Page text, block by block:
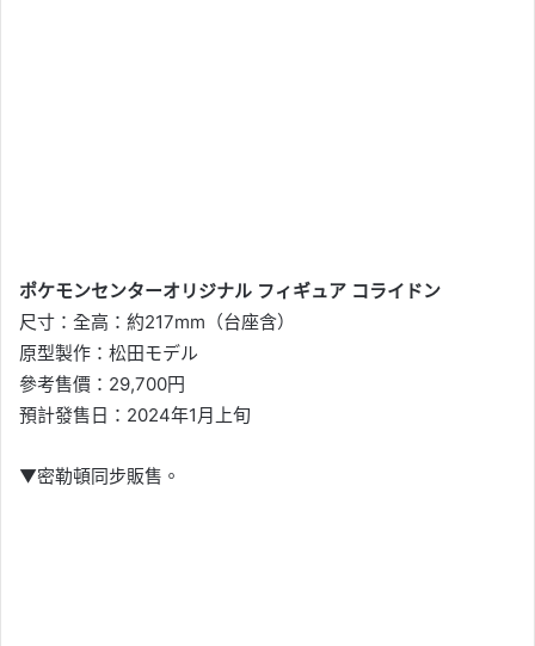
ポケモンセンターオリジナル フィギュア コライドン
尺寸：全高：約217mm（台座含）
原型製作：松田モデル
參考售價：29,700円
預計發售日：2024年1月上旬
▼密勒頓同步販售。